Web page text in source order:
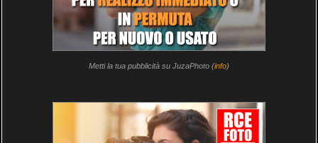
Metti la tua pubblicità su JuzaPhoto (info)